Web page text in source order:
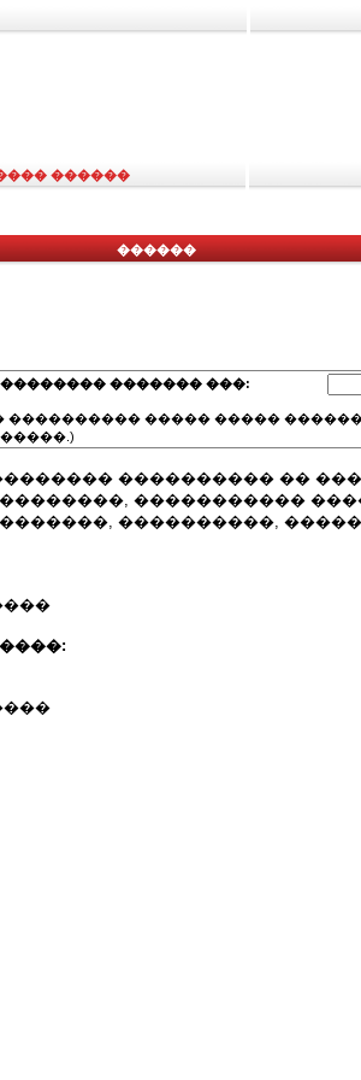
������
������
������� ���:
���������� ����� �����
���������� ��
�����������
����������,